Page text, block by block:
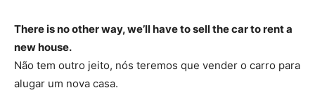
There is no other way, we’ll have to sell the car to rent a
new house.
Não tem outro jeito, nós teremos que vender o carro para
alugar um nova casa.